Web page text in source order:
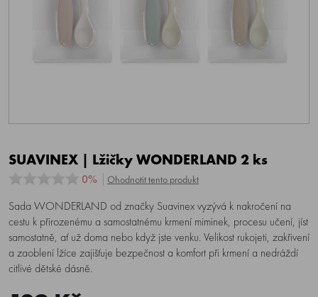
SUAVINEX | Lžičky WONDERLAND 2 ks
0% Ohodnotit tento produkt
Sada WONDERLAND od značky Suavinex vyzývá k nakročení na
cestu k přirozenému a samostatnému krmení miminek, procesu učení, jíst
samostatně, ať už doma nebo když jste venku. Velikost rukojeti, zakřivení
a zaoblení lžíce zajišťuje bezpečnost a komfort při krmení a nedráždí
citlivé dětské dásně.